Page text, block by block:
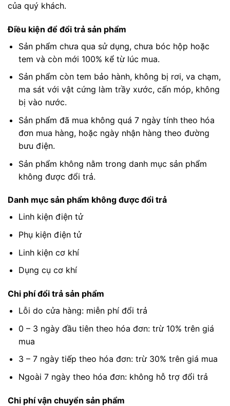
của quý khách.
Điều kiện để đổi trả sản phẩm
Sản phẩm chưa qua sử dụng, chưa bóc hộp hoặc
tem và còn mới 100% kể từ lúc mua.
Sản phẩm còn tem bảo hành, không bị rơi, va chạm,
ma sát với vật cứng làm trầy xước, cấn móp, không
bị vào nước.
Sản phẩm đã mua không quá 7 ngày tính theo hóa
đơn mua hàng, hoặc ngày nhận hàng theo đường
bưu điện.
Sản phẩm không nằm trong danh mục sản phẩm
không được đổi trả.
Danh mục sản phẩm không được đổi trả
Linh kiện điện tử
Phụ kiện điện tử
Linh kiện cơ khí
Dụng cụ cơ khí
Chi phí đổi trả sản phẩm
Lỗi do cửa hàng: miễn phí đổi trả
0 – 3 ngày đầu tiên theo hóa đơn: trừ 10% trên giá
mua
3 – 7 ngày tiếp theo hóa đơn: trừ 30% trên giá mua
Ngoài 7 ngày theo hóa đơn: không hỗ trợ đổi trả
Chi phí vận chuyển sản phẩm